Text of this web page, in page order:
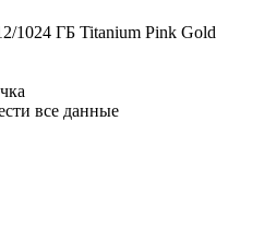
1024 ГБ Titanium Pink Gold
все данные